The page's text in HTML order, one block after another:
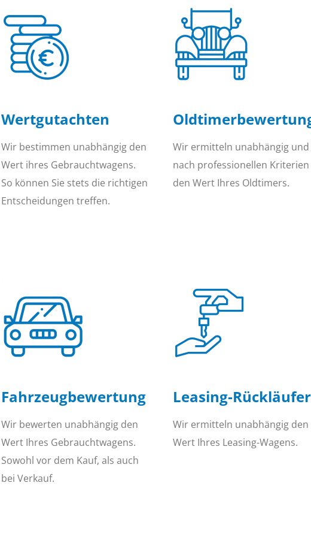
Wertgutachten
Wir bestimmen unabhängig den
Wert ihres Gebrauchtwagens.
So können Sie stets die richtigen
Entscheidungen treffen.
Wir ermitteln unabhängig und
nach professionellen Kriterien
den Wert Ihres Oldtimers.
Fahrzeugbewertung
Wir bewerten unabhängig den
Wert Ihres Gebrauchtwagens.
Sowohl vor dem Kauf, als auch
bei Verkauf.
Leasing-Rückläufer
Wir ermitteln unabhängig den
Wert Ihres Leasing-Wagens.